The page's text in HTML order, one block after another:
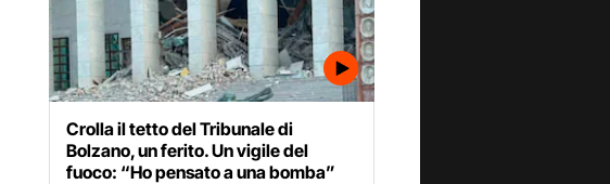
Crolla il tetto del Tribunale di
Bolzano, un ferito. Un vigile del
fuoco: “Ho pensato a una bomba”